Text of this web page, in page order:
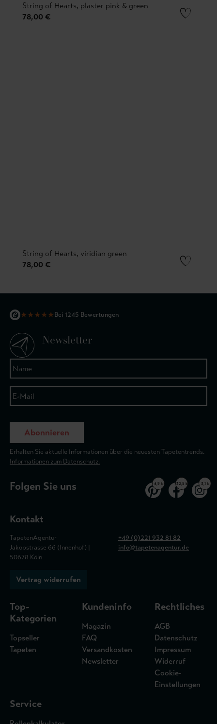
String of Hearts, plaster pink & green
78,00 €
String of Hearts, viridian green
78,00 €
★★★★★Bei 1245 Bewertungen
Newsletter
Abonnieren
Erhalten Sie aktuelle Informationen über die neuesten Tapetentrends.
Informationen zum Datenschutz.
Folgen Sie uns 4,9 k 32,5 k 3,1 k
Kontakt
TapetenAgentur
Jakobstrasse 66 (Innenhof) |
50678 Köln
+49 (0)221 932 81 82
info@tapetenagentur.de
Vertrag widerrufen
Top-
Kategorien
Topseller
Tapeten
Kundeninfo
Magazin
FAQ
Versandkosten
Newsletter
Rechtliches
AGB
Datenschutz
Impressum
Widerruf
Cookie-
Einstellungen
Service